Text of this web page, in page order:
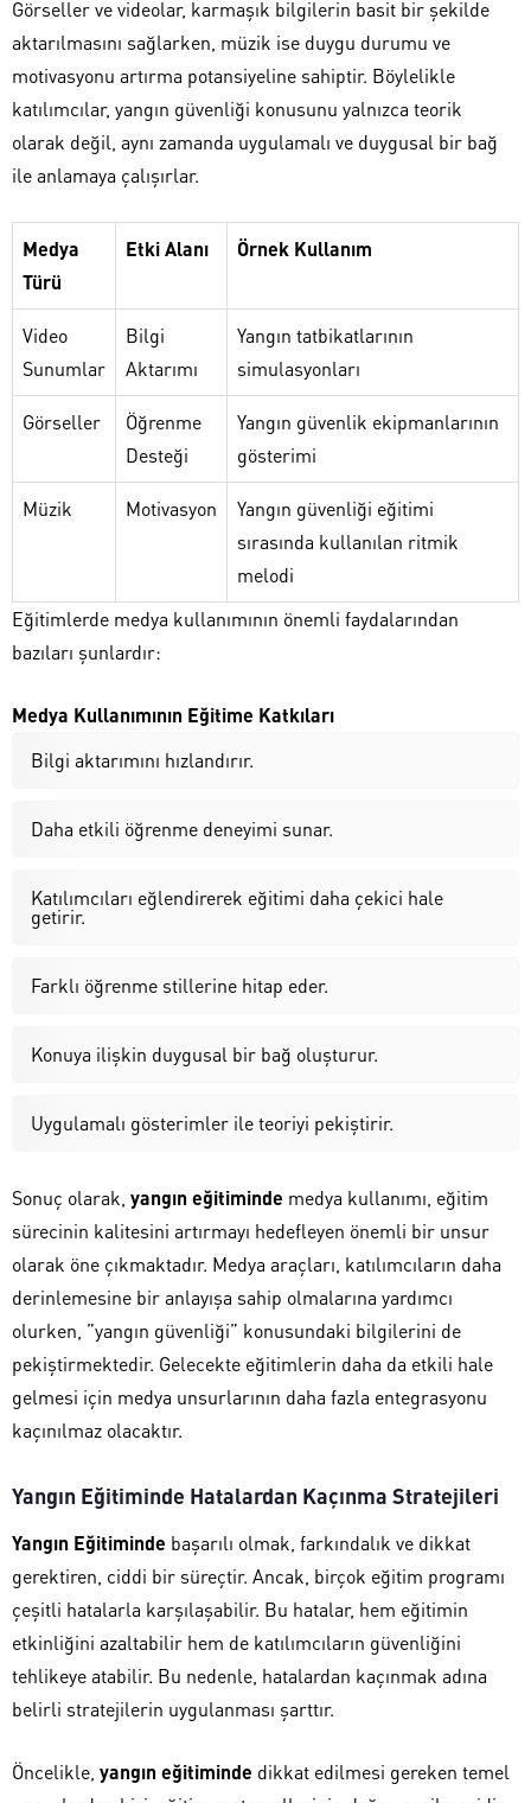
Görseller ve videolar, karmaşık bilgilerin basit bir şekilde
aktarılmasını sağlarken, müzik ise duygu durumu ve
motivasyonu artırma potansiyeline sahiptir. Böylelikle
katılımcılar, yangın güvenliği konusunu yalnızca teorik
olarak değil, aynı zamanda uygulamalı ve duygusal bir bağ
ile anlamaya çalışırlar.
Medya
Türü
Etki Alanı Örnek Kullanım
Video
Sunumlar
Bilgi
Aktarımı
Yangın tatbikatlarının
simulasyonları
Görseller
Öğrenme
Desteği
Yangın güvenlik ekipmanlarının
gösterimi
Müzik Motivasyon
Yangın güvenliği eğitimi
sırasında kullanılan ritmik
melodi
Eğitimlerde medya kullanımının önemli faydalarından
bazıları şunlardır:
Medya Kullanımının Eğitime Katkıları
Bilgi aktarımını hızlandırır.
Daha etkili öğrenme deneyimi sunar.
Katılımcıları eğlendirerek eğitimi daha çekici hale
getirir.
Farklı öğrenme stillerine hitap eder.
Konuya ilişkin duygusal bir bağ oluşturur.
Uygulamalı gösterimler ile teoriyi pekiştirir.
Sonuç olarak, yangın eğitiminde medya kullanımı, eğitim
sürecinin kalitesini artırmayı hedefleyen önemli bir unsur
olarak öne çıkmaktadır. Medya araçları, katılımcıların daha
derinlemesine bir anlayışa sahip olmalarına yardımcı
olurken, ”yangın güvenliği” konusundaki bilgilerini de
pekiştirmektedir. Gelecekte eğitimlerin daha da etkili hale
gelmesi için medya unsurlarının daha fazla entegrasyonu
kaçınılmaz olacaktır.
Yangın Eğitiminde Hatalardan Kaçınma Stratejileri
Yangın Eğitiminde başarılı olmak, farkındalık ve dikkat
gerektiren, ciddi bir süreçtir. Ancak, birçok eğitim programı
çeşitli hatalarla karşılaşabilir. Bu hatalar, hem eğitimin
etkinliğini azaltabilir hem de katılımcıların güvenliğini
tehlikeye atabilir. Bu nedenle, hatalardan kaçınmak adına
belirli stratejilerin uygulanması şarttır.
Öncelikle, yangın eğitiminde dikkat edilmesi gereken temel